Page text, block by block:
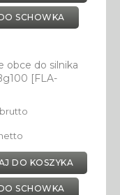
SCHOWKA
obce do silnika
[FLA-
DO KOSZYKA
SCHOWKA